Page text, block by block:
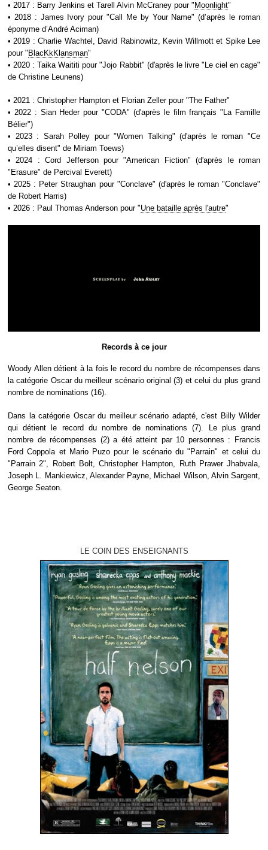
• 2017 : Barry Jenkins et Tarell Alvin McCraney pour " Moonlight"
• 2018 : James Ivory pour "Call Me by Your Name" (d’après le roman
éponyme d’André Aciman)
• 2019 : Charlie Wachtel, David Rabinowitz, Kevin Willmott et Spike Lee
pour " BlacKkKlansman"
• 2020 : Taika Waititi pour "Jojo Rabbit" (d'après le livre "Le ciel en cage"
de Christine Leunens)
• 2021 : Christopher Hampton et Florian Zeller pour "The Father"
• 2022 : Sian Heder pour "CODA" (d'après le film français "La Famille
Bélier")
• 2023 : Sarah Polley pour "Women Talking" (d'après le roman "Ce
qu’elles disent" de Miriam Toews)
• 2024 : Cord Jefferson pour "American Fiction" (d'après le roman
"Erasure" de Percival Everett)
• 2025 : Peter Straughan pour "Conclave" (d'après le roman "Conclave"
de Robert Harris)
• 2026 : Paul Thomas Anderson pour "Une bataille après l'autre"
Records à ce jour
Woody Allen détient à la fois le record du nombre de récompenses dans
la catégorie Oscar du meilleur scénario original (3) et celui du plus grand
nombre de nominations (16).
Dans la catégorie Oscar du meilleur scénario adapté, c'est Billy Wilder
qui détient le record du nombre de nominations (7). Le plus grand
nombre de récompenses (2) a été atteint par 10 personnes : Francis
Ford Coppola et Mario Puzo pour le scénario du "Parrain" et celui du
"Parrain 2", Robert Bolt, Christopher Hampton, Ruth Prawer Jhabvala,
Joseph L. Mankiewicz, Alexander Payne, Michael Wilson, Alvin Sargent,
George Seaton.
LE COIN DES ENSEIGNANTS